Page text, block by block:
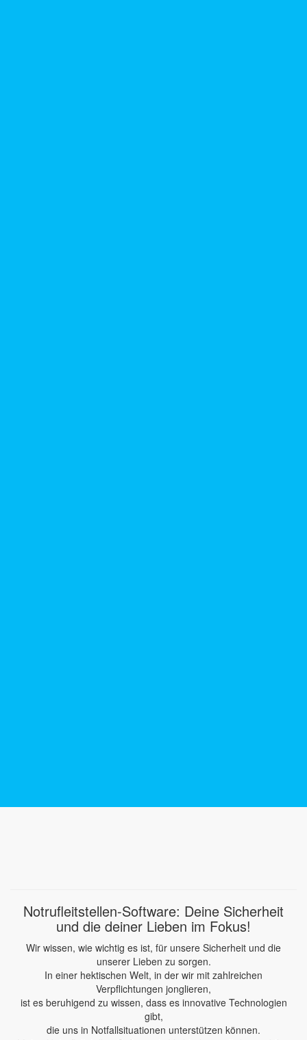
Notrufleitstellen-Software: Deine Sicherheit
und die deiner Lieben im Fokus!
Wir wissen, wie wichtig es ist, für unsere Sicherheit und die
unserer Lieben zu sorgen.
In einer hektischen Welt, in der wir mit zahlreichen
Verpflichtungen jonglieren,
ist es beruhigend zu wissen, dass es innovative Technologien
gibt,
die uns in Notfallsituationen unterstützen können.